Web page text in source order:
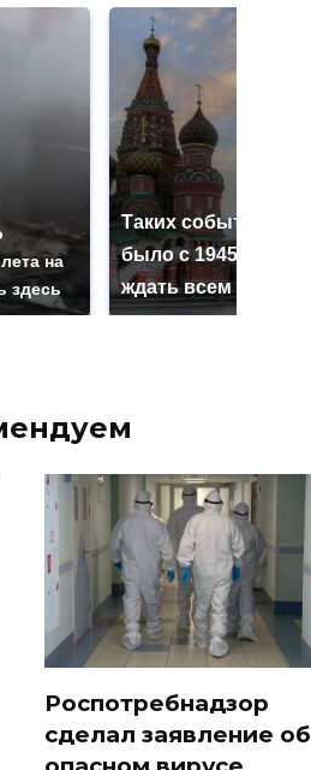
на
здесь
Таких событий не
было с 1945: чего
ждать всем нам?
Роспотребнадзор
сделал заявление об